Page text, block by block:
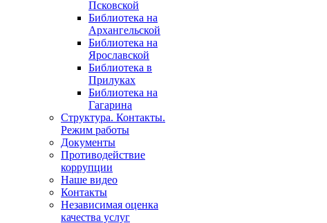
Псковской
Библиотека на
Архангельской
Библиотека на
Ярославской
Библиотека в
Прилуках
Библиотека на
Гагарина
Структура. Контакты.
Режим работы
Документы
Противодействие
коррупции
Наше видео
Контакты
Независимая оценка
качества услуг